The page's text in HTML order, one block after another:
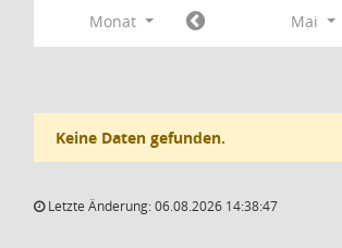
Monat Mai
Keine Daten gefunden.
Letzte Änderung: 06.08.2026 14:38:47